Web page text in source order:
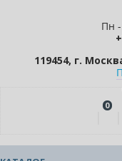
Пн
119454, г.
0